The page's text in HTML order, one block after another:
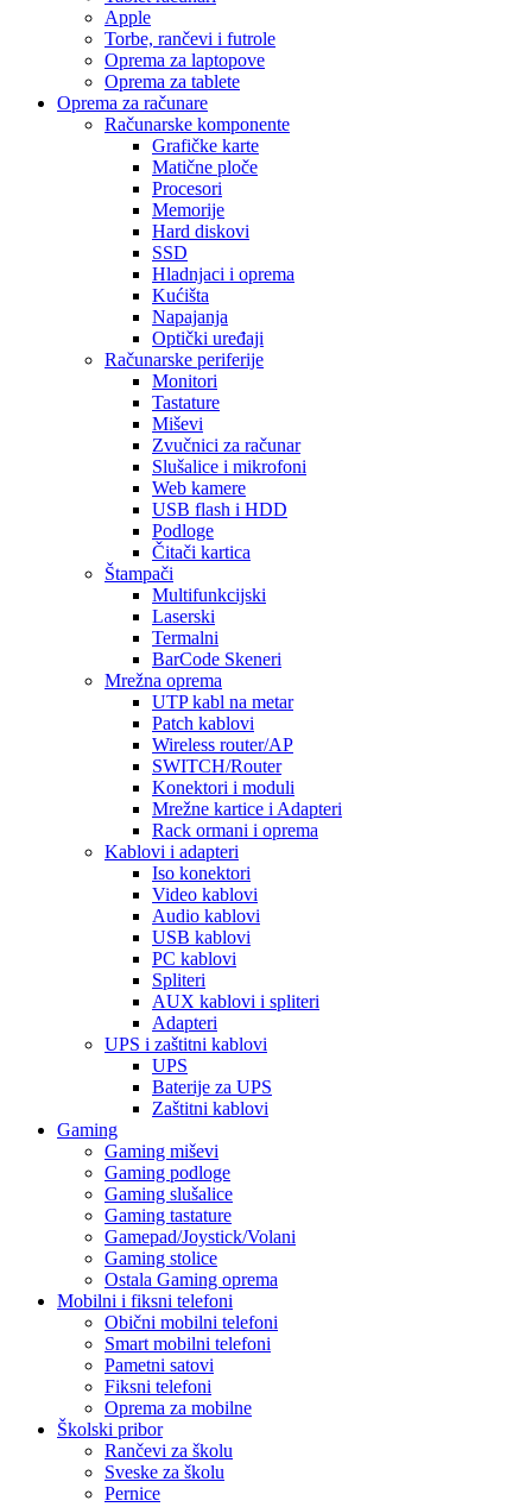
Apple
Torbe, rančevi i futrole
Oprema za laptopove
Oprema za tablete
Oprema za računare
Računarske komponente
Grafičke karte
Matične ploče
Procesori
Memorije
Hard diskovi
SSD
Hladnjaci i oprema
Kućišta
Napajanja
Optički uređaji
Računarske periferije
Monitori
Tastature
Miševi
Zvučnici za računar
Slušalice i mikrofoni
Web kamere
USB flash i HDD
Podloge
Čitači kartica
Štampači
Multifunkcijski
Laserski
Termalni
BarCode Skeneri
Mrežna oprema
UTP kabl na metar
Patch kablovi
Wireless router/AP
SWITCH/Router
Konektori i moduli
Mrežne kartice i Adapteri
Rack ormani i oprema
Kablovi i adapteri
Iso konektori
Video kablovi
Audio kablovi
USB kablovi
PC kablovi
Spliteri
AUX kablovi i spliteri
Adapteri
UPS i zaštitni kablovi
UPS
Baterije za UPS
Zaštitni kablovi
Gaming
Gaming miševi
Gaming podloge
Gaming slušalice
Gaming tastature
Gamepad/Joystick/Volani
Gaming stolice
Ostala Gaming oprema
Mobilni i fiksni telefoni
Obični mobilni telefoni
Smart mobilni telefoni
Pametni satovi
Fiksni telefoni
Oprema za mobilne
Školski pribor
Rančevi za školu
Sveske za školu
Pernice